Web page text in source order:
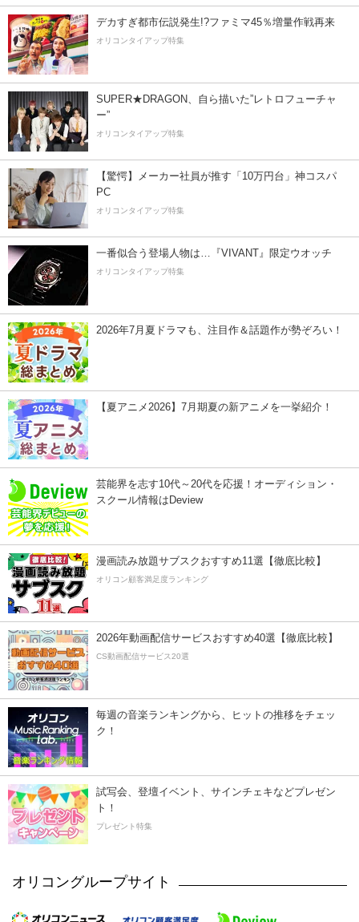
デカすぎ都市伝説発生!?ファミマ45％増量作戦再来
オリコンタイアップ特集
SUPER★DRAGON、自ら描いた”レトロフューチャ
ー”
オリコンタイアップ特集
【驚愕】メーカー社員が推す「10万円台」神コスパ
PC
オリコンタイアップ特集
一番似合う登場人物は…『VIVANT』限定ウオッチ
オリコンタイアップ特集
2026年7月夏ドラマも、注目作＆話題作が勢ぞろい！
【夏アニメ2026】7月期夏の新アニメを一挙紹介！
芸能界を志す10代～20代を応援！オーディション・
スクール情報はDeview
漫画読み放題サブスクおすすめ11選【徹底比較】
オリコン顧客満足度ランキング
2026年動画配信サービスおすすめ40選【徹底比較】
CS動画配信サービス20選
毎週の音楽ランキングから、ヒットの推移をチェッ
ク！
試写会、登壇イベント、サインチェキなどプレゼン
ト！
プレゼント特集
オリコングループサイト